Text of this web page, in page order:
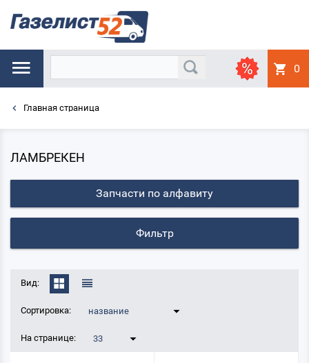
0
Главная страница
ЛАМБРЕКЕН
Запчасти по алфавиту
Фильтр
Вид:
Сортировка: название
На странице: 33